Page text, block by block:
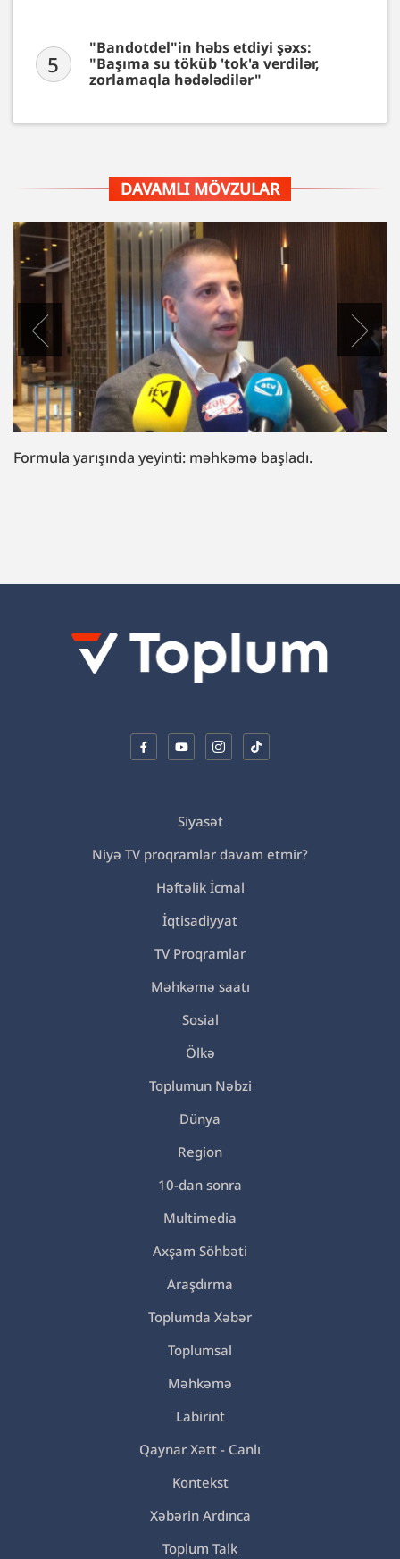
5
"Bandotdel"in həbs etdiyi şəxs:
"Başıma su töküb 'tok'a verdilər,
zorlamaqla hədələdilər"
DAVAMLI MÖVZULAR
“Fazil Mustafaya sui-qəsd işi”ndə müttəhim:
Siyasət
Niyə TV proqramlar davam etmir?
Həftəlik İcmal
İqtisadiyyat
TV Proqramlar
Məhkəmə saatı
Sosial
Ölkə
Toplumun Nəbzi
Dünya
Region
10-dan sonra
Multimedia
Axşam Söhbəti
Araşdırma
Toplumda Xəbər
Toplumsal
Məhkəmə
Labirint
Qaynar Xətt - Canlı
Kontekst
Xəbərin Ardınca
Toplum Talk